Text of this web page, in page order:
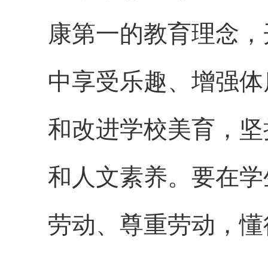
康第一的教育理念
中享受乐趣、增强
和改进学校美育，
和人文素养。要在
劳动、尊重劳动，